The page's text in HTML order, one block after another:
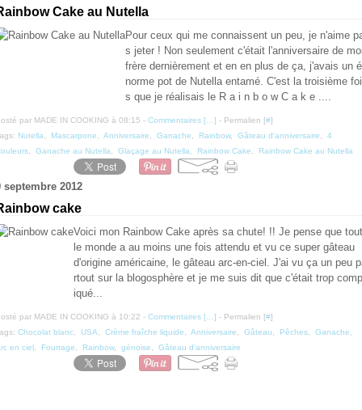
Cake au Nutella
Pour ceux qui me connaissent un peu, je n'aime
s jeter ! Non seulement c'était l'anniversaire de
frère dernièrement et en en plus de ça, j'avais un é
norme pot de Nutella entamé. C'est la troisième foi
s que je réalisais le R a i n b o w C a k e ....
par MADE IN COOKING à 08:15 - Commentaires [ ] - Permalien [#]
Nutella Mascarpone Anniversaire Ganache Rainbow, Gâteau d'anniversaire
4
Ganache au Nutella Glaçage au Nutella Rainbow Cake Rainbow Cake au Nutella
septembre 2012
cake
Voici mon Rainbow Cake après sa chute! !! Je pense que tout
le monde a au moins une fois attendu et vu ce super gâteau
d'origine américaine, le gâteau arc-en-ciel. J'ai vu ça un peu
rtout sur la blogosphère et je me suis dit que c'était trop compl
iqué...
par MADE IN COOKING à 10:22 - Commentaires [ ] - Permalien [#]
Chocolat blanc USA Crème fraîche liquide Anniversaire Gâteau Pêches Ganache
en ciel
Fourrage Rainbow, génoise Gâteau d'anniversaire